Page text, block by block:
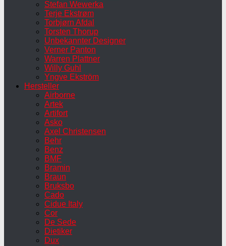
Stefan Wewerka
Terje Ekstrøm
Torbjørn Afdal
Torsten Thorup
Unbekannter Designer
Verner Panton
Warren Plattner
Willy Guhl
Yngve Ekström
Hersteller
Airborne
Artek
Artifort
Asko
Axel Christensen
Behr
Benz
BMF
Bramin
Braun
Bruksbo
Cado
Cidue Italy
Cor
De Sede
Dietiker
Dux